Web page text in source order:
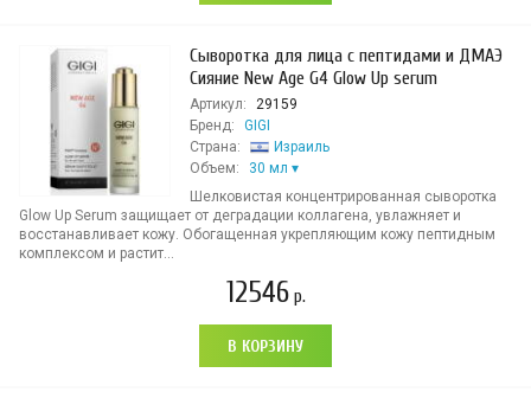
Сыворотка для лица с пептидами и ДМАЭ
Сияние New Age G4 Glow Up serum
Артикул:
29159
Бренд:
GIGI
Страна:
Израиль
Объем:
30 мл
Шелковистая концентрированная сыворотка
Glow Up Serum защищает от деградации коллагена, увлажняет и
восстанавливает кожу. Обогащенная укрепляющим кожу пептидным
комплексом и растит...
12546р.
В КОРЗИНУ